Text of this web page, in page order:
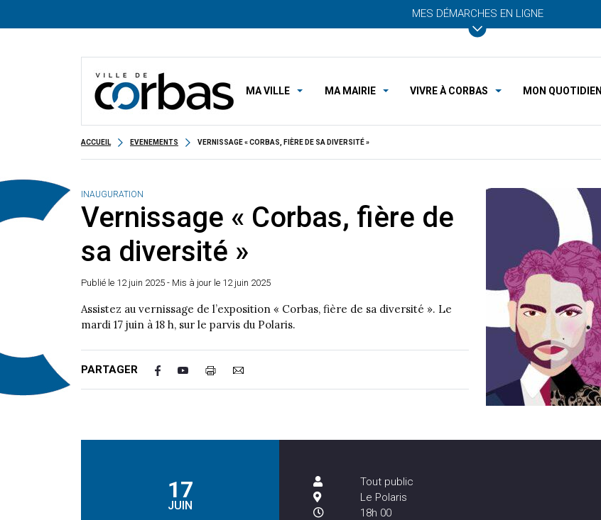
MES DÉMARCHES EN LIGNE
MA VILLE MA MAIRIE VIVRE À CORBAS MON QUOTIDIEN
ACCUEIL EVENEMENTS VERNISSAGE « CORBAS, FIÈRE DE SA DIVERSITÉ »
INAUGURATION
Vernissage « Corbas, fière de
sa diversité »
Publié le 12 juin 2025 - Mis à jour le 12 juin 2025
Assistez au vernissage de l’exposition « Corbas, fière de sa diversité ». Le
mardi 17 juin à 18 h, sur le parvis du Polaris.
PARTAGER
17
JUIN
Tout public
Le Polaris
18h 00